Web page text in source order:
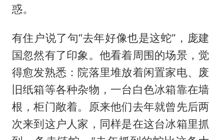
惑。
有住户说了句“去年好像也是这蛇”，庞建
国忽然有了印象。他看着周围的场景，觉
得愈发熟悉：院落里堆放着闲置家电、废
旧纸箱等各种杂物，一台白色冰箱靠在墙
根，柜门敞着。原来他们去年就曾先后两
次来到这户人家，同样是在这台冰箱里抓